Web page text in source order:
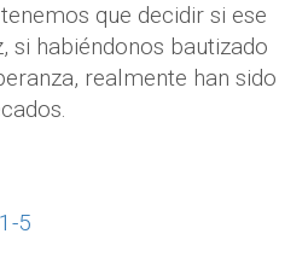
que decidir si ese
si habiéndonos bautizado
realmente han sido
5